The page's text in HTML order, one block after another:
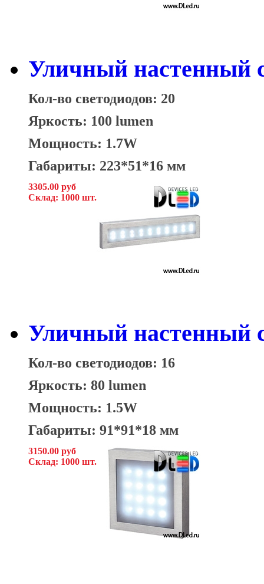
Уличный настенный
Кол-во светодиодов: 20
Яркость: 100 lumen
Мощность: 1.7W
Габариты: 223*51*16 мм
3305.00 руб
Склад: 1000 шт.
Уличный настенный
Кол-во светодиодов: 16
Яркость: 80 lumen
Мощность: 1.5W
Габариты: 91*91*18 мм
3150.00 руб
Склад: 1000 шт.